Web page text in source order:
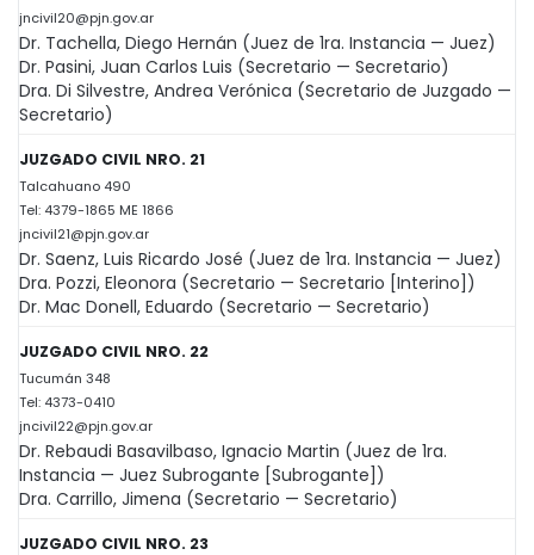
jncivil20@pjn.gov.ar
Dr. Tachella, Diego Hernán (Juez de 1ra. Instancia — Juez)
Dr. Pasini, Juan Carlos Luis (Secretario — Secretario)
Dra. Di Silvestre, Andrea Verónica (Secretario de Juzgado —
Secretario)
JUZGADO CIVIL NRO. 21
Talcahuano 490
Tel: 4379-1865 ME 1866
jncivil21@pjn.gov.ar
Dr. Saenz, Luis Ricardo José (Juez de 1ra. Instancia — Juez)
Dra. Pozzi, Eleonora (Secretario — Secretario [Interino])
Dr. Mac Donell, Eduardo (Secretario — Secretario)
JUZGADO CIVIL NRO. 22
Tucumán 348
Tel: 4373-0410
jncivil22@pjn.gov.ar
Dr. Rebaudi Basavilbaso, Ignacio Martin (Juez de 1ra.
Instancia — Juez Subrogante [Subrogante])
Dra. Carrillo, Jimena (Secretario — Secretario)
JUZGADO CIVIL NRO. 23